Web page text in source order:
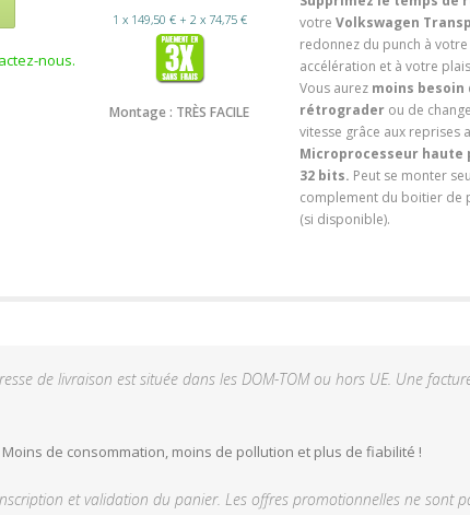
nous.
1 x 149,50 € + 2 x 74,75 €
Montage : TRÈS FACILE
votre Volkswagen
redonnez du punch à votre
accélération et à votre
Vous aurez moins besoin
rétrograder ou de
vitesse grâce aux reprises
Microprocesseur haute
32 bits. Peut se monter
complement du boitier de
(si disponible).
de livraison est située dans les DOM-TOM ou hors UE. Une
Moins de consommation, moins de pollution et plus de fiabilité !
et validation du panier. Les offres promotionnelles ne sont